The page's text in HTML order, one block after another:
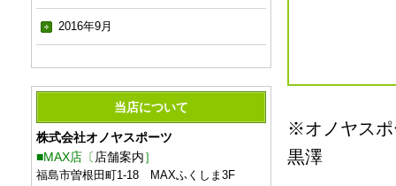
2016年9月
当店について
株式会社オノヤスポーツ
■MAX店〔 店舗案内］
福島市曽根田町1-18 MAXふくしま3F
※オノヤスポ
黒澤